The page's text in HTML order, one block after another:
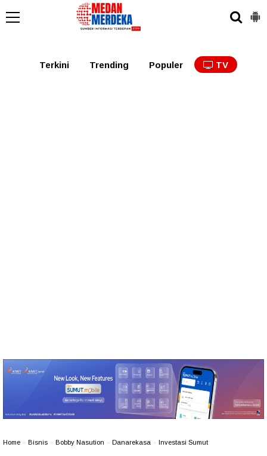
Tabagsel Tapanuli
Terkini Trending Populer TV
Home Bisnis Bobby Nasution Danarekasa Investasi Sumut